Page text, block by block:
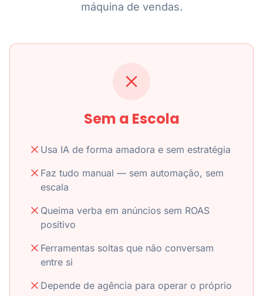
máquina de vendas.
Sem a Escola
Usa IA de forma amadora e sem estratégia
Faz tudo manual — sem automação, sem
escala
Queima verba em anúncios sem ROAS
positivo
Ferramentas soltas que não conversam
entre si
Depende de agência para operar o próprio